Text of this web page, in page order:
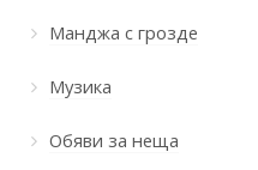
Манджа с грозде
Музика
Обяви за неща